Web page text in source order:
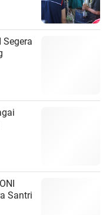
Segera
Santri